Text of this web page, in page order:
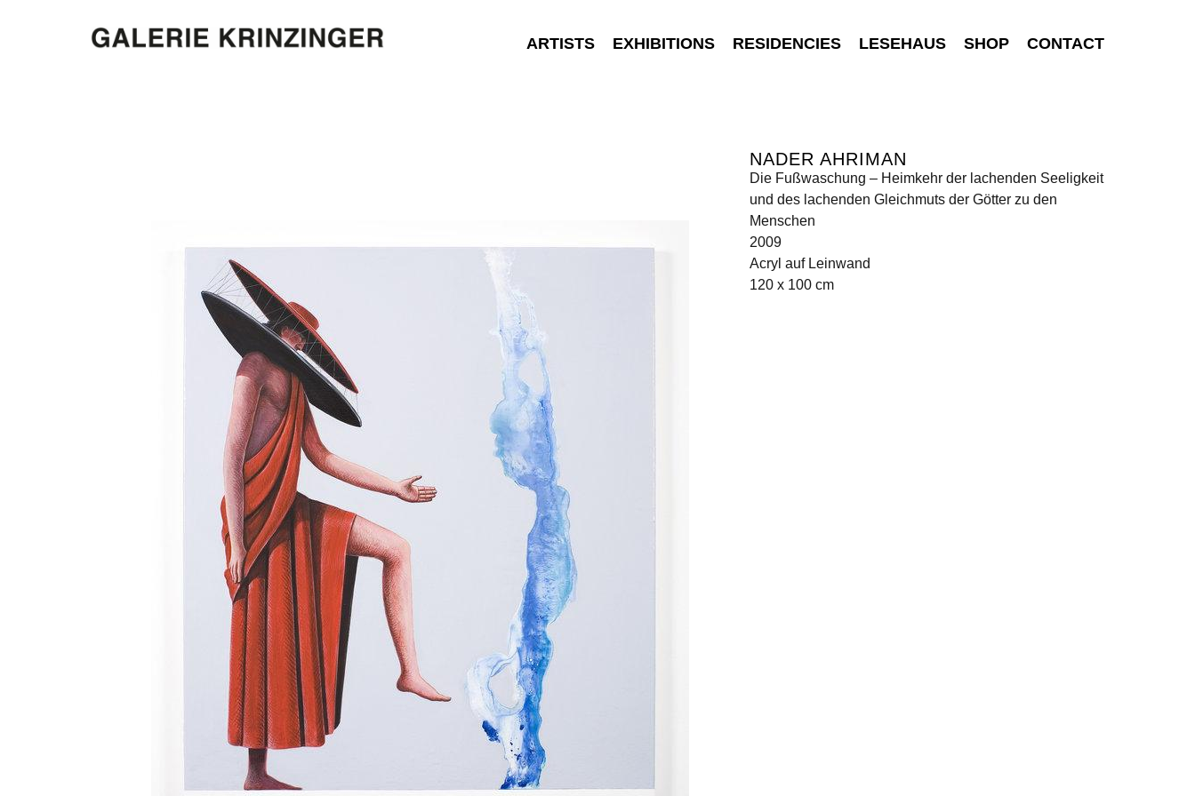
ARTISTS EXHIBITIONS RESIDENCIES LESEHAUS SHOP CONTACT
NADER AHRIMAN
Die Fußwaschung – Heimkehr der lachenden Seeligkeit
und des lachenden Gleichmuts der Götter zu den
Menschen
2009
Acryl auf Leinwand
120 x 100 cm